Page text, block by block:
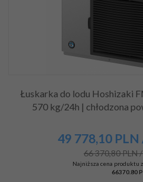
Łuskarka do lodu Hoshizaki
570 kg/24h | chłodzona
49 778,10PLN
66 370,80 PLN
Najniższa cena produktu
66370.80